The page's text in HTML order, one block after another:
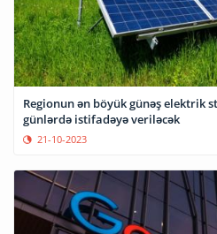
Regionun ən böyük günəş elektrik
günlərdə istifadəyə veriləcək
21-10-2023